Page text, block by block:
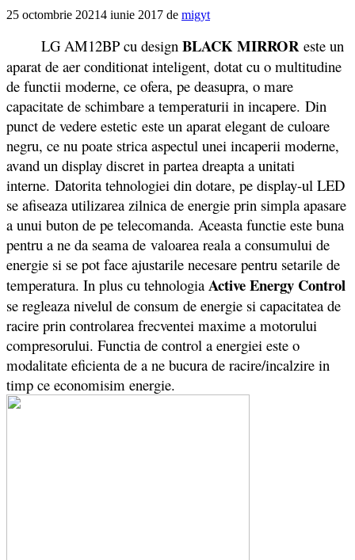
25 octombrie 20214 iunie 2017 de migyt
LG AM12BP cu design BLACK MIRROR este un
aparat de aer conditionat inteligent, dotat cu o multitudine
de functii moderne, ce ofera, pe deasupra, o mare
capacitate de schimbare a temperaturii in incapere. Din
punct de vedere estetic este un aparat elegant de culoare
negru, ce nu poate strica aspectul unei incaperii moderne,
avand un display discret in partea dreapta a unitati
interne. Datorita tehnologiei din dotare, pe display-ul LED
se afiseaza utilizarea zilnica de energie prin simpla apasare
a unui buton de pe telecomanda. Aceasta functie este buna
pentru a ne da seama de valoarea reala a consumului de
energie si se pot face ajustarile necesare pentru setarile de
temperatura. In plus cu tehnologia Active Energy Control
se regleaza nivelul de consum de energie si capacitatea de
racire prin controlarea frecventei maxime a motorului
compresorului. Functia de control a energiei este o
modalitate eficienta de a ne bucura de racire/incalzire in
timp ce economisim energie.